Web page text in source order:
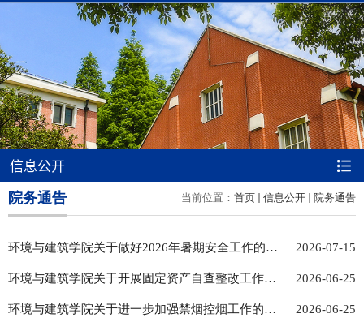
信息公开
当前位置： 首页 信息公开 院务通告
院务通告
环境与建筑学院关于做好2026年暑期安全工作的通
知
2026-07-15
环境与建筑学院关于开展固定资产自查整改工作的
通知
2026-06-25
环境与建筑学院关于进一步加强禁烟控烟工作的通 2026-06-25